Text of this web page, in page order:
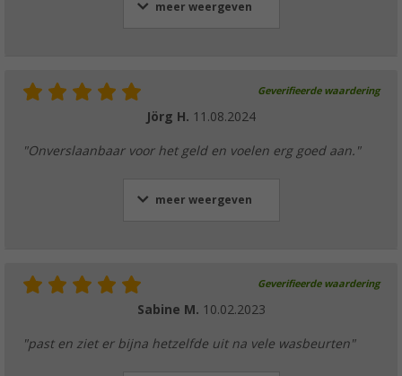
meer weergeven
Geverifieerde waardering
Jörg H. 11.08.2024
"Onverslaanbaar voor het geld en voelen erg goed aan."
meer weergeven
Geverifieerde waardering
Sabine M. 10.02.2023
"past en ziet er bijna hetzelfde uit na vele wasbeurten"